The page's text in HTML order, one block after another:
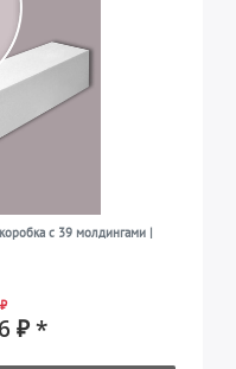
с 39 молдингами |
₽ *